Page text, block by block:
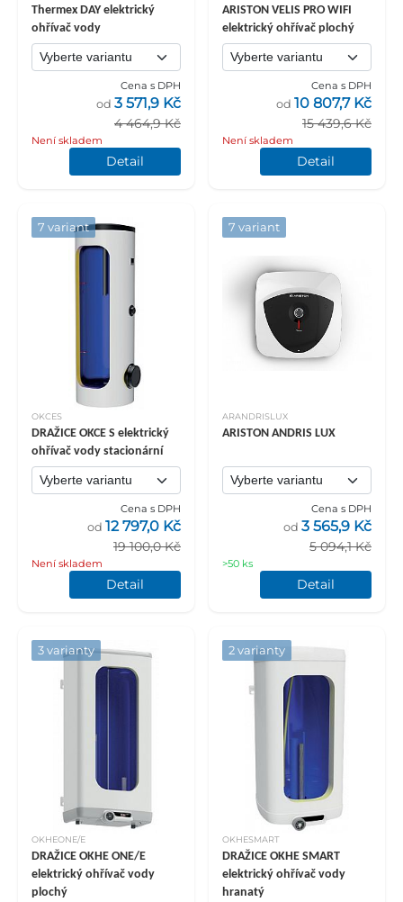
Thermex DAY elektrický
ohřívač vody
Cena s DPH
4 464,9 Kč
od 3 571,9 Kč
Není skladem
Detail
ARISTON VELIS PRO WIFI
elektrický ohřívač plochý
Cena s DPH
15 439,6 Kč
od 10 807,7 Kč
Není skladem
Detail
7 variant
OKCES
DRAŽICE OKCE S elektrický
ohřívač vody stacionární
Cena s DPH
19 100,0 Kč
od 12 797,0 Kč
Není skladem
Detail
7 variant
ARANDRISLUX
ARISTON ANDRIS LUX
Cena s DPH
5 094,1 Kč
od 3 565,9 Kč
>50 ks
Detail
3 varianty
OKHEONE/E
DRAŽICE OKHE ONE/E
elektrický ohřívač vody
plochý
2 varianty
OKHESMART
DRAŽICE OKHE SMART
elektrický ohřívač vody
hranatý